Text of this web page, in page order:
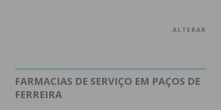
ALTERAR
FARMACIAS DE SERVIÇO EM PAÇOS DE
FERREIRA